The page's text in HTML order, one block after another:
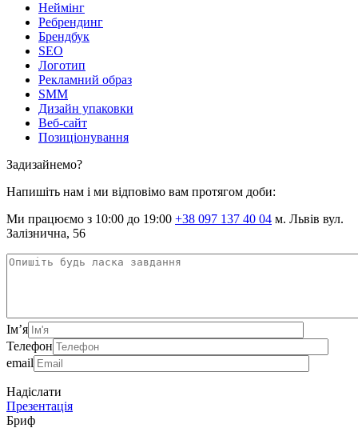
Неймінг
Ребрендинг
Брендбук
SEO
Логотип
Рекламний образ
SMM
Дизайн упаковки
Веб-сайт
Позиціонування
Задизайнемо?
Напишіть нам і ми відповімо вам протягом доби:
Ми працюємо з 10:00 до 19:00 +38 097 137 40 04 м. Львів вул.
Залізнична, 56
Ім’я
Телефон
email
Надіслати
Презентація
Бриф